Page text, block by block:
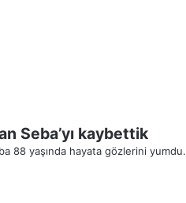
Seba’yı kaybettik
88 yaşında hayata gözlerini yumdu.